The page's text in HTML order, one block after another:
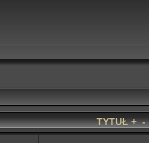
TYTUŁ+-